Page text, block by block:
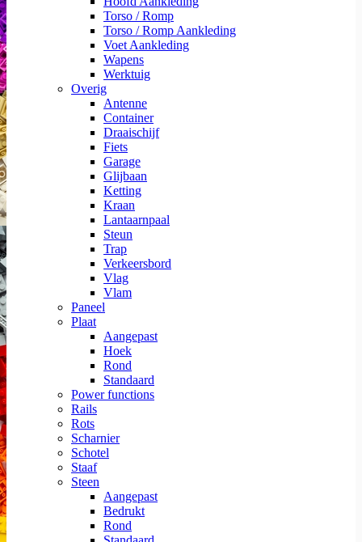
Torso / Romp
Torso / Romp Aankleding
Voet Aankleding
Wapens
Werktuig
Overig
Antenne
Container
Draaischijf
Fiets
Garage
Glijbaan
Ketting
Kraan
Lantaarnpaal
Steun
Trap
Verkeersbord
Vlag
Vlam
Paneel
Plaat
Aangepast
Hoek
Rond
Standaard
Power functions
Rails
Rots
Scharnier
Schotel
Staaf
Steen
Aangepast
Bedrukt
Rond